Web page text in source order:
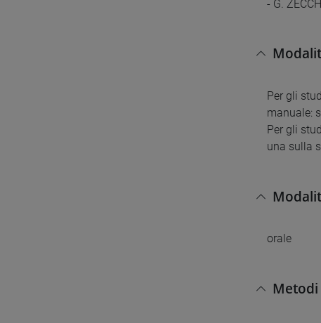
- G.
Per gli
manuale:
Per gli
una sulla
orale